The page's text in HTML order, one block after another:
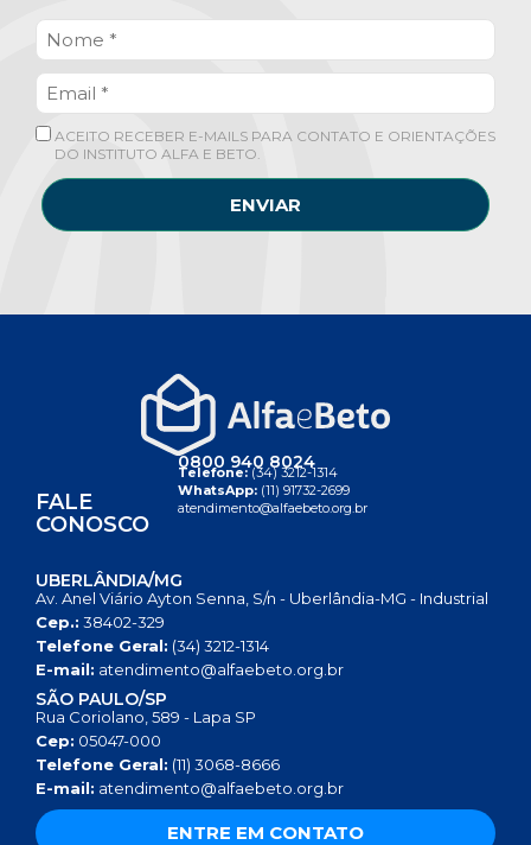
ACEITO RECEBER E-MAILS PARA CONTATO E ORIENTAÇÕES
DO INSTITUTO ALFA E BETO.
ENVIAR
FALE
CONOSCO
0800 940 8024
Telefone:(34) 3212-1314
WhatsApp: (11) 91732-2699
atendimento@alfaebeto.org.br
UBERLÂNDIA/MG
Av. Anel Viário Ayton Senna, S/n - Uberlândia-MG - Industrial
Cep.: 38402-329
Telefone Geral: (34) 3212-1314
E-mail: atendimento@alfaebeto.org.br
SÃO PAULO/SP
Rua Coriolano, 589 - Lapa SP
Cep: 05047-000
Telefone Geral: (11) 3068-8666
E-mail: atendimento@alfaebeto.org.br
ENTRE EM CONTATO